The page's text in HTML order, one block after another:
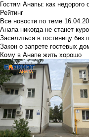
Гостям Анапы: как
Рейтинг
Все новости по теме
Анапа никогда не станет
Заселиться в гостиницу без
Закон о запрете гостевых
Кому в Анапе жить хорошо